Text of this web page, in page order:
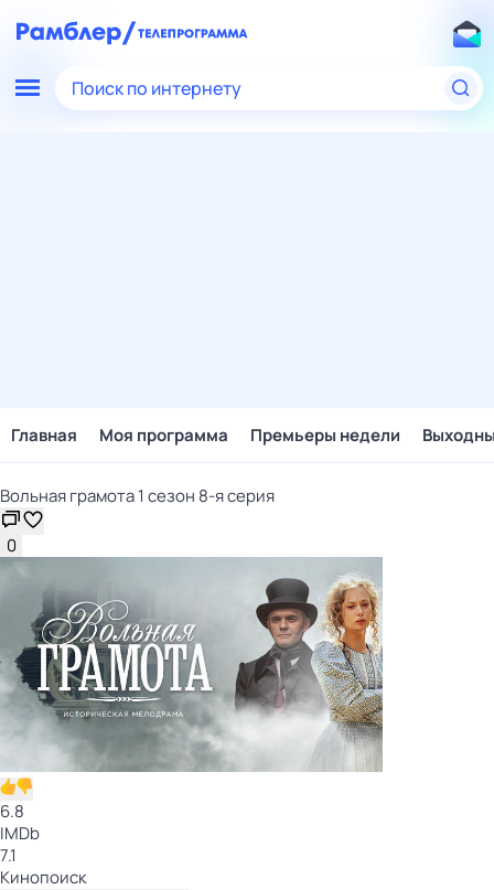
Поиск по интернету
Главная Моя программа Премьеры недели
Вольная грамота 1 сезон 8-я серия
0
6.8
IMDb
7.1
Кинопоиск